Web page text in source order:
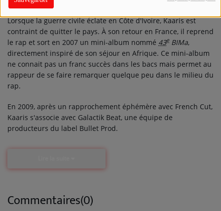
Lorsque la guerre civile éclate en Côte d'Ivoire, Kaaris est
contraint de quitter le pays. À son retour en France, il reprend
le rap et sort en 2007 un mini-album nommé 43e BIMa,
directement inspiré de son séjour en Afrique. Ce mini-album
ne connait pas un franc succès dans les bacs mais permet au
rappeur de se faire remarquer quelque peu dans le milieu du
rap.
En 2009, après un rapprochement éphémère avec French Cut,
Kaaris s'associe avec Galactik Beat, une équipe de
producteurs du label Bullet Prod.
Commentaires(0)